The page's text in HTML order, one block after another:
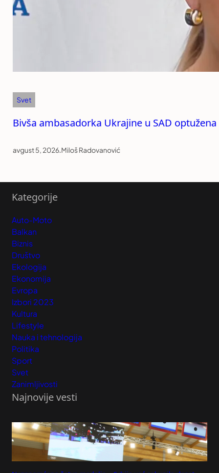
Svet
Bivša ambasadorka Ukrajine u SAD
avgust 5, 2026.Miloš Radovanović
Kategorije
Auto-Moto
Balkan
Biznis
Društvo
Ekologija
Ekonomija
Evropa
Izbori 2023
Kultura
Lifestyle
Nauka i tehnologija
Politika
Sport
Svet
Zanimljivosti
Najnovije vesti